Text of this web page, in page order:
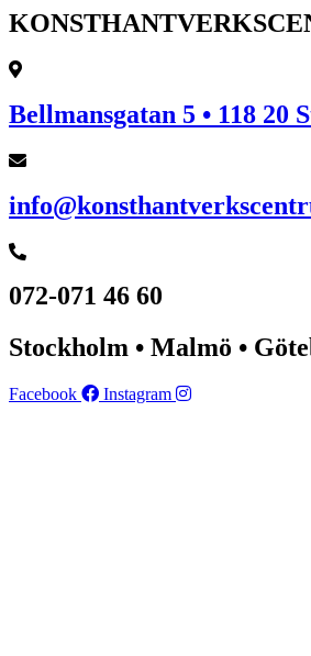
Bellmansgatan 5 • 118 20
072-071 46 60
Stockholm • Malmö •
Facebook Instagram